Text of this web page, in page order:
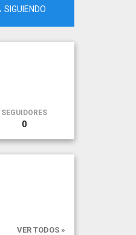
SIGUIENDO
SEGUIDORES
0
VER TODOS »